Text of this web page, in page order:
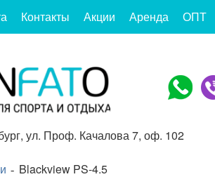
Контакты Акции Аренда ОПТ
, ул. Проф. Качалова 7, оф. 102
Blackview PS-4.5